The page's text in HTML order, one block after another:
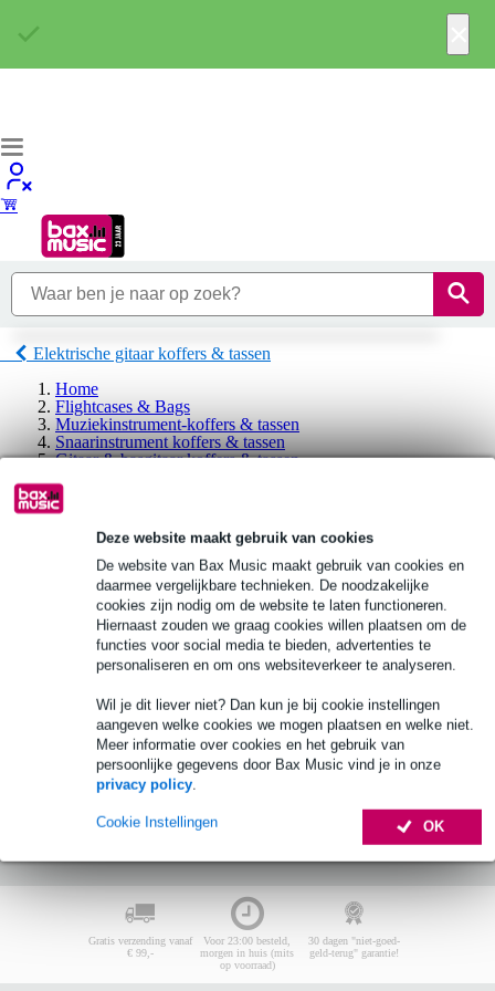
Deze website maakt gebruik van cookies
De website van Bax Music maakt gebruik van cookies en
daarmee vergelijkbare technieken. De noodzakelijke
cookies zijn nodig om de website te laten functioneren.
Hiernaast zouden we graag cookies willen plaatsen om de
functies voor social media te bieden, advertenties te
personaliseren en om ons websiteverkeer te analyseren.
Wil je dit liever niet? Dan kun je bij cookie instellingen
aangeven welke cookies we mogen plaatsen en welke niet.
Meer informatie over cookies en het gebruik van
persoonlijke gegevens door Bax Music vind je in onze
privacy policy.
OK
Cookie Instellingen
Elektrische gitaar koffers & tassen
Home
Flightcases & Bags
Muziekinstrument-koffers & tassen
Snaarinstrument koffers & tassen
Gitaar & basgitaar koffers & tassen
Ibanez Elektrische gitaar koffers &
Er zijn geen producten gevonden.
Start Keuzehulp
Gratis verzending vanaf
€ 99,-
Voor 23:00 besteld,
morgen in huis (mits
op voorraad)
30 dagen "niet-goed-
geld-terug" garantie!